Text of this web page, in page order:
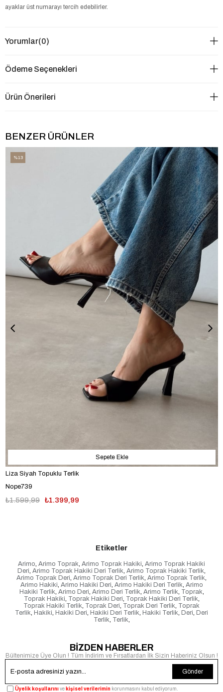
ayaklar üst numarayı tercih edebilirler.
Yorumlar(0)
Ödeme Seçenekleri
Ürün Önerileri
BENZER ÜRÜNLER
Liza Siyah Topuklu Terlik
Nope739
₺1.399,99
₺1.599,99
Sepete Ekle
%13
Etiketler
Arimo Arimo Toprak Arimo Toprak Hakiki Arimo Toprak Hakiki
Deri Arimo Toprak Hakiki Deri Terlik Arimo Toprak Hakiki Terlik
Arimo Toprak Deri Arimo Toprak Deri Terlik Arimo Toprak Terlik
Arimo Hakiki Arimo Hakiki Deri Arimo Hakiki Deri Terlik Arimo
Hakiki Terlik Arimo Deri Arimo Deri Terlik Arimo Terlik Toprak
Toprak Hakiki Toprak Hakiki Deri Toprak Hakiki Deri Terlik
Toprak Hakiki Terlik Toprak Deri Toprak Deri Terlik Toprak
Terlik Hakiki Hakiki Deri Hakiki Deri Terlik Hakiki Terlik Deri Deri
Terlik Terlik
BİZDEN HABERLER
Bültenimize Üye Olun ! Tüm İndirim ve Fırsatlardan İlk Sizin Haberiniz Olsun !
Gönder
Üyelik koşullarınıve kişisel verilerimin korunmasını kabul ediyorum.